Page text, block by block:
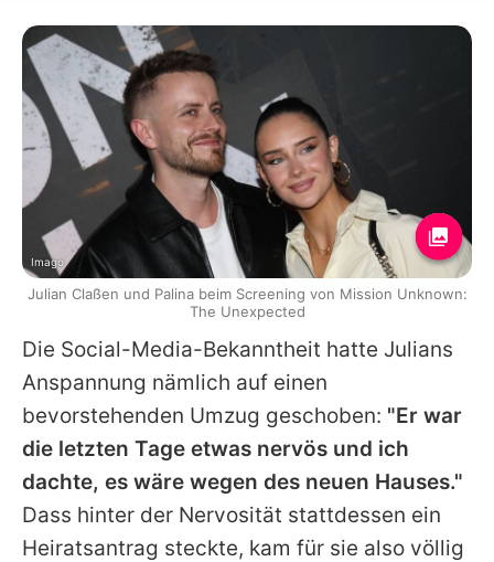
Die Social-Media-Bekanntheit hatte Julians
Anspannung nämlich auf einen
bevorstehenden Umzug geschoben: "Er war
die letzten Tage etwas nervös und ich
dachte, es wäre wegen des neuen Hauses."
Dass hinter der Nervosität stattdessen ein
Heiratsantrag steckte, kam für sie also völlig
Imago
Julian Claßen und Palina beim Screening von Mission Unknown:
The Unexpected